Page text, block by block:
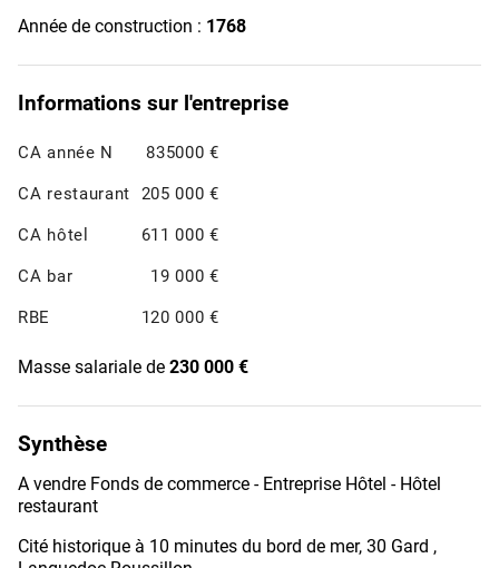
Année de construction : 1768
Informations sur l'entreprise
CA année N 835000 €
CA restaurant 205 000 €
CA hôtel 611 000 €
CA bar 19 000 €
RBE 120 000 €
Masse salariale de 230 000 €
Synthèse
A vendre Fonds de commerce - Entreprise Hôtel - Hôtel
restaurant
Cité historique à 10 minutes du bord de mer, 30 Gard ,